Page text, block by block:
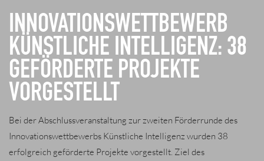
INNOVATIONSWETTBEWERB
KÜNSTLICHE INTELLIGENZ: 38
GEFÖRDERTE PROJEKTE
VORGESTELLT
Bei der Abschlussveranstaltung zur zweiten Förderrunde des
Innovationswettbewerbs Künstliche Intelligenz wurden 38
erfolgreich geförderte Projekte vorgestellt. Ziel des